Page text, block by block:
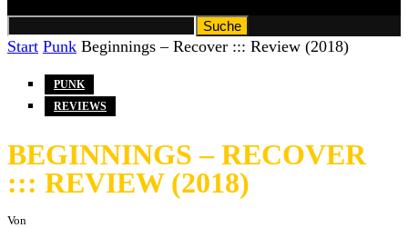
Start Punk Beginnings – Recover ::: Review (2018)
PUNK
REVIEWS
BEGINNINGS – RECOVER
::: REVIEW (2018)
Von